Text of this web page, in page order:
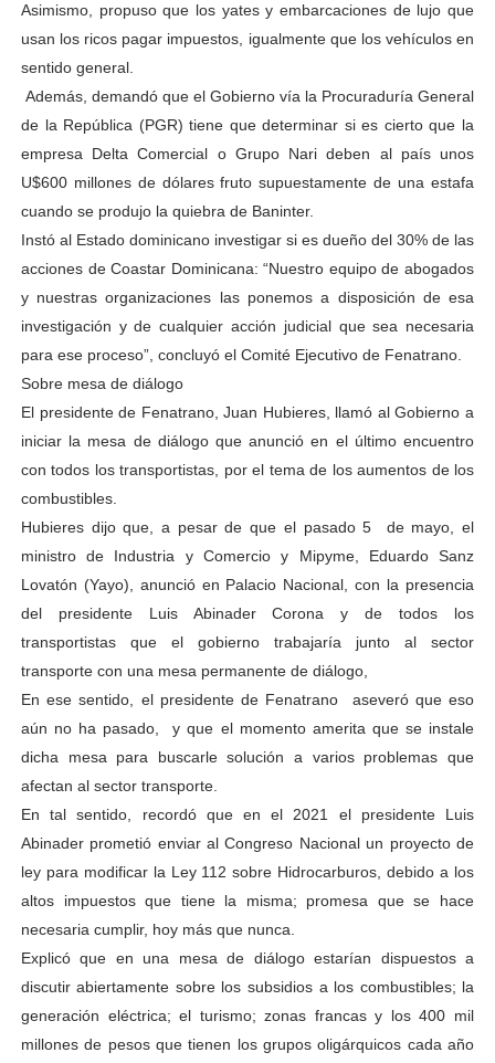
Asimismo, propuso que los yates y embarcaciones de lujo que
usan los ricos pagar impuestos, igualmente que los vehículos en
sentido general.
Además, demandó que el Gobierno vía la Procuraduría General
de la República (PGR) tiene que determinar si es cierto que la
empresa Delta Comercial o Grupo Nari deben al país unos
U$600 millones de dólares fruto supuestamente de una estafa
cuando se produjo la quiebra de Baninter.
Instó al Estado dominicano investigar si es dueño del 30% de las
acciones de Coastar Dominicana: “Nuestro equipo de abogados
y nuestras organizaciones las ponemos a disposición de esa
investigación y de cualquier acción judicial que sea necesaria
para ese proceso”, concluyó el Comité Ejecutivo de Fenatrano.
Sobre mesa de diálogo
El presidente de Fenatrano, Juan Hubieres, llamó al Gobierno a
iniciar la mesa de diálogo que anunció en el último encuentro
con todos los transportistas, por el tema de los aumentos de los
combustibles.
Hubieres dijo que, a pesar de que el pasado 5 de mayo, el
ministro de Industria y Comercio y Mipyme, Eduardo Sanz
Lovatón (Yayo), anunció en Palacio Nacional, con la presencia
del presidente Luis Abinader Corona y de todos los
transportistas que el gobierno trabajaría junto al sector
transporte con una mesa permanente de diálogo,
En ese sentido, el presidente de Fenatrano aseveró que eso
aún no ha pasado, y que el momento amerita que se instale
dicha mesa para buscarle solución a varios problemas que
afectan al sector transporte.
En tal sentido, recordó que en el 2021 el presidente Luis
Abinader prometió enviar al Congreso Nacional un proyecto de
ley para modificar la Ley 112 sobre Hidrocarburos, debido a los
altos impuestos que tiene la misma; promesa que se hace
necesaria cumplir, hoy más que nunca.
Explicó que en una mesa de diálogo estarían dispuestos a
discutir abiertamente sobre los subsidios a los combustibles; la
generación eléctrica; el turismo; zonas francas y los 400 mil
millones de pesos que tienen los grupos oligárquicos cada año